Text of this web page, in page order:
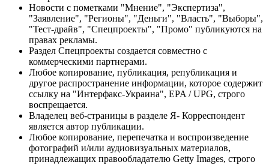
Новости с пометками "Мнение", "Экспертиза",
"Заявление", "Регионы", "Деньги", "Власть", "Выборы",
"Тест-драйв", "Спецпроекты", "Промо" публикуются на
правах рекламы.
Раздел Спецпроекты создается совместно с
коммерческими партнерами.
Любое копирование, публикация, републикация и
другое распространение информации, которое содержит
ссылку на "Интерфакс-Украина", EPA / UPG, строго
воспрещается.
Владелец веб-страницы в разделе Я- Корреспондент
является автор публикации.
Любое копирование, перепечатка и воспроизведение
фотографий и/или аудиовизуальных материалов,
принадлежащих правообладателю Getty Images, строго